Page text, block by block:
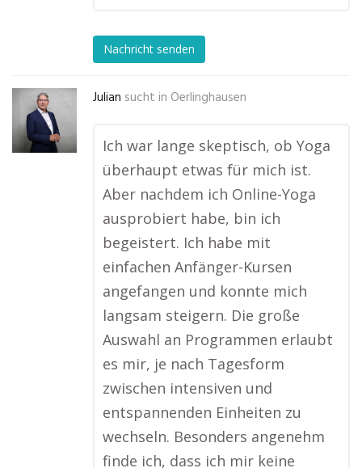
Nachricht senden
Julian sucht in Oerlinghausen
Ich war lange skeptisch, ob Yoga
überhaupt etwas für mich ist.
Aber nachdem ich Online-Yoga
ausprobiert habe, bin ich
begeistert. Ich habe mit
einfachen Anfänger-Kursen
angefangen und konnte mich
langsam steigern. Die große
Auswahl an Programmen erlaubt
es mir, je nach Tagesform
zwischen intensiven und
entspannenden Einheiten zu
wechseln. Besonders angenehm
finde ich, dass ich mir keine